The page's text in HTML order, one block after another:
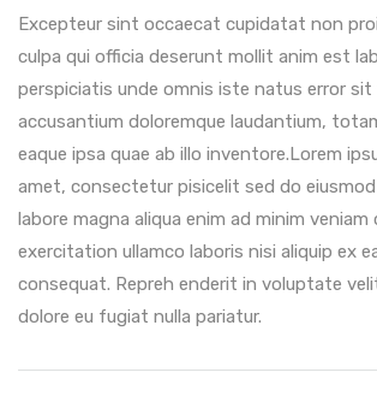
Excepteur sint occaecat cupidatat non
culpa qui officia deserunt mollit anim est
perspiciatis unde omnis iste natus error
accusantium doloremque laudantium,
eaque ipsa quae ab illo inventore.Lorem
amet, consectetur pisicelit sed do
labore magna aliqua enim ad minim
exercitation ullamco laboris nisi aliquip ex
consequat. Repreh enderit in voluptate
dolore eu fugiat nulla pariatur.